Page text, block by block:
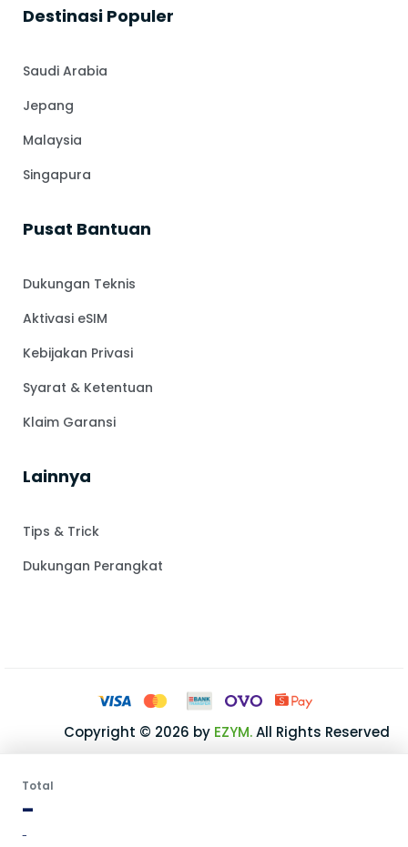
Total
-
-
⁠Destinasi Populer
Saudi Arabia
Jepang
Malaysia
Singapura
Pusat Bantuan
Dukungan Teknis
Aktivasi eSIM
Kebijakan Privasi
Syarat & Ketentuan
Klaim Garansi
Lainnya
Tips & Trick
Dukungan Perangkat
Copyright © 2026 by EZYM.All Rights Reserved